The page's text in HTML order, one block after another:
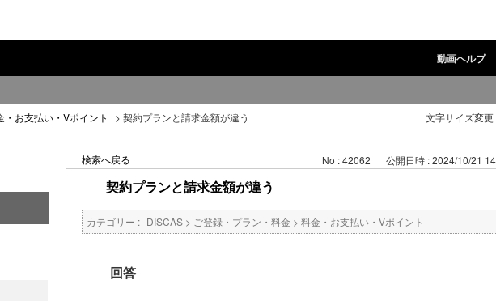
動画ヘルプ
文字サイズ変更
・お支払い・Vポイント > 契約プランと請求金額が違う
検索へ戻る No : 42062 公開日時 : 2024/10/21
契約プランと請求金額が違う
カテゴリー : DISCAS > ご登録・プラン・料金 > 料金・お支払い・Vポイント
回答